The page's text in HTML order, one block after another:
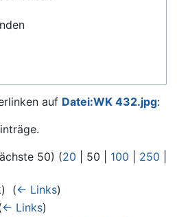
auf Datei:WK 432.jpg:
50) (20 50 100 250
(← Links)
← Links)